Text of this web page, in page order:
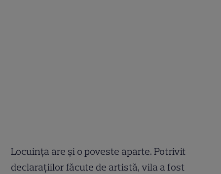
Locuința are și o poveste aparte. Potrivit
declarațiilor făcute de artistă, vila a fost